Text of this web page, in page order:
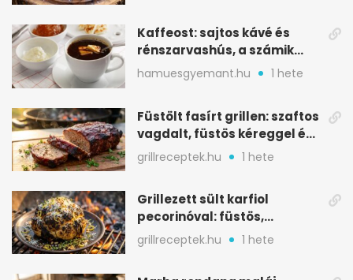
Kaffeost: sajtos kávé és
rénszarvashús, a számik
melegítő itala
hamuesgyemant.hu 1 hete
Füstölt fasírt grillen: szaftos
vagdalt, füstös kéreggel és
BBQ mázzal
grillreceptek.hu 1 hete
Grillezett sült karfiol
pecorinóval: füstös,
karamellizált nyári kedvenc
grillreceptek.hu 1 hete